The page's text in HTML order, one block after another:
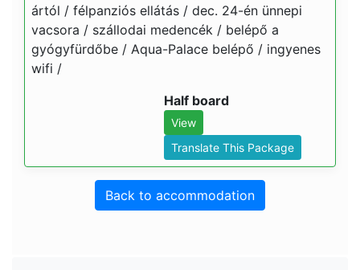
ártól / félpanziós ellátás / dec. 24-én ünnepi
vacsora / szállodai medencék / belépő a
gyógyfürdőbe / Aqua-Palace belépő / ingyenes
wifi /
Half board
View
Translate This Package
Back to accommodation